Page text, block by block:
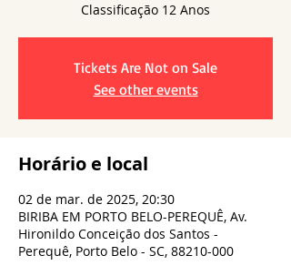
Tickets Are Not on Sale
See other events
Horário e local
02 de mar. de 2025, 20:30
BIRIBA EM PORTO BELO-PEREQUÊ, Av.
Hironildo Conceição dos Santos -
Perequê, Porto Belo - SC, 88210-000